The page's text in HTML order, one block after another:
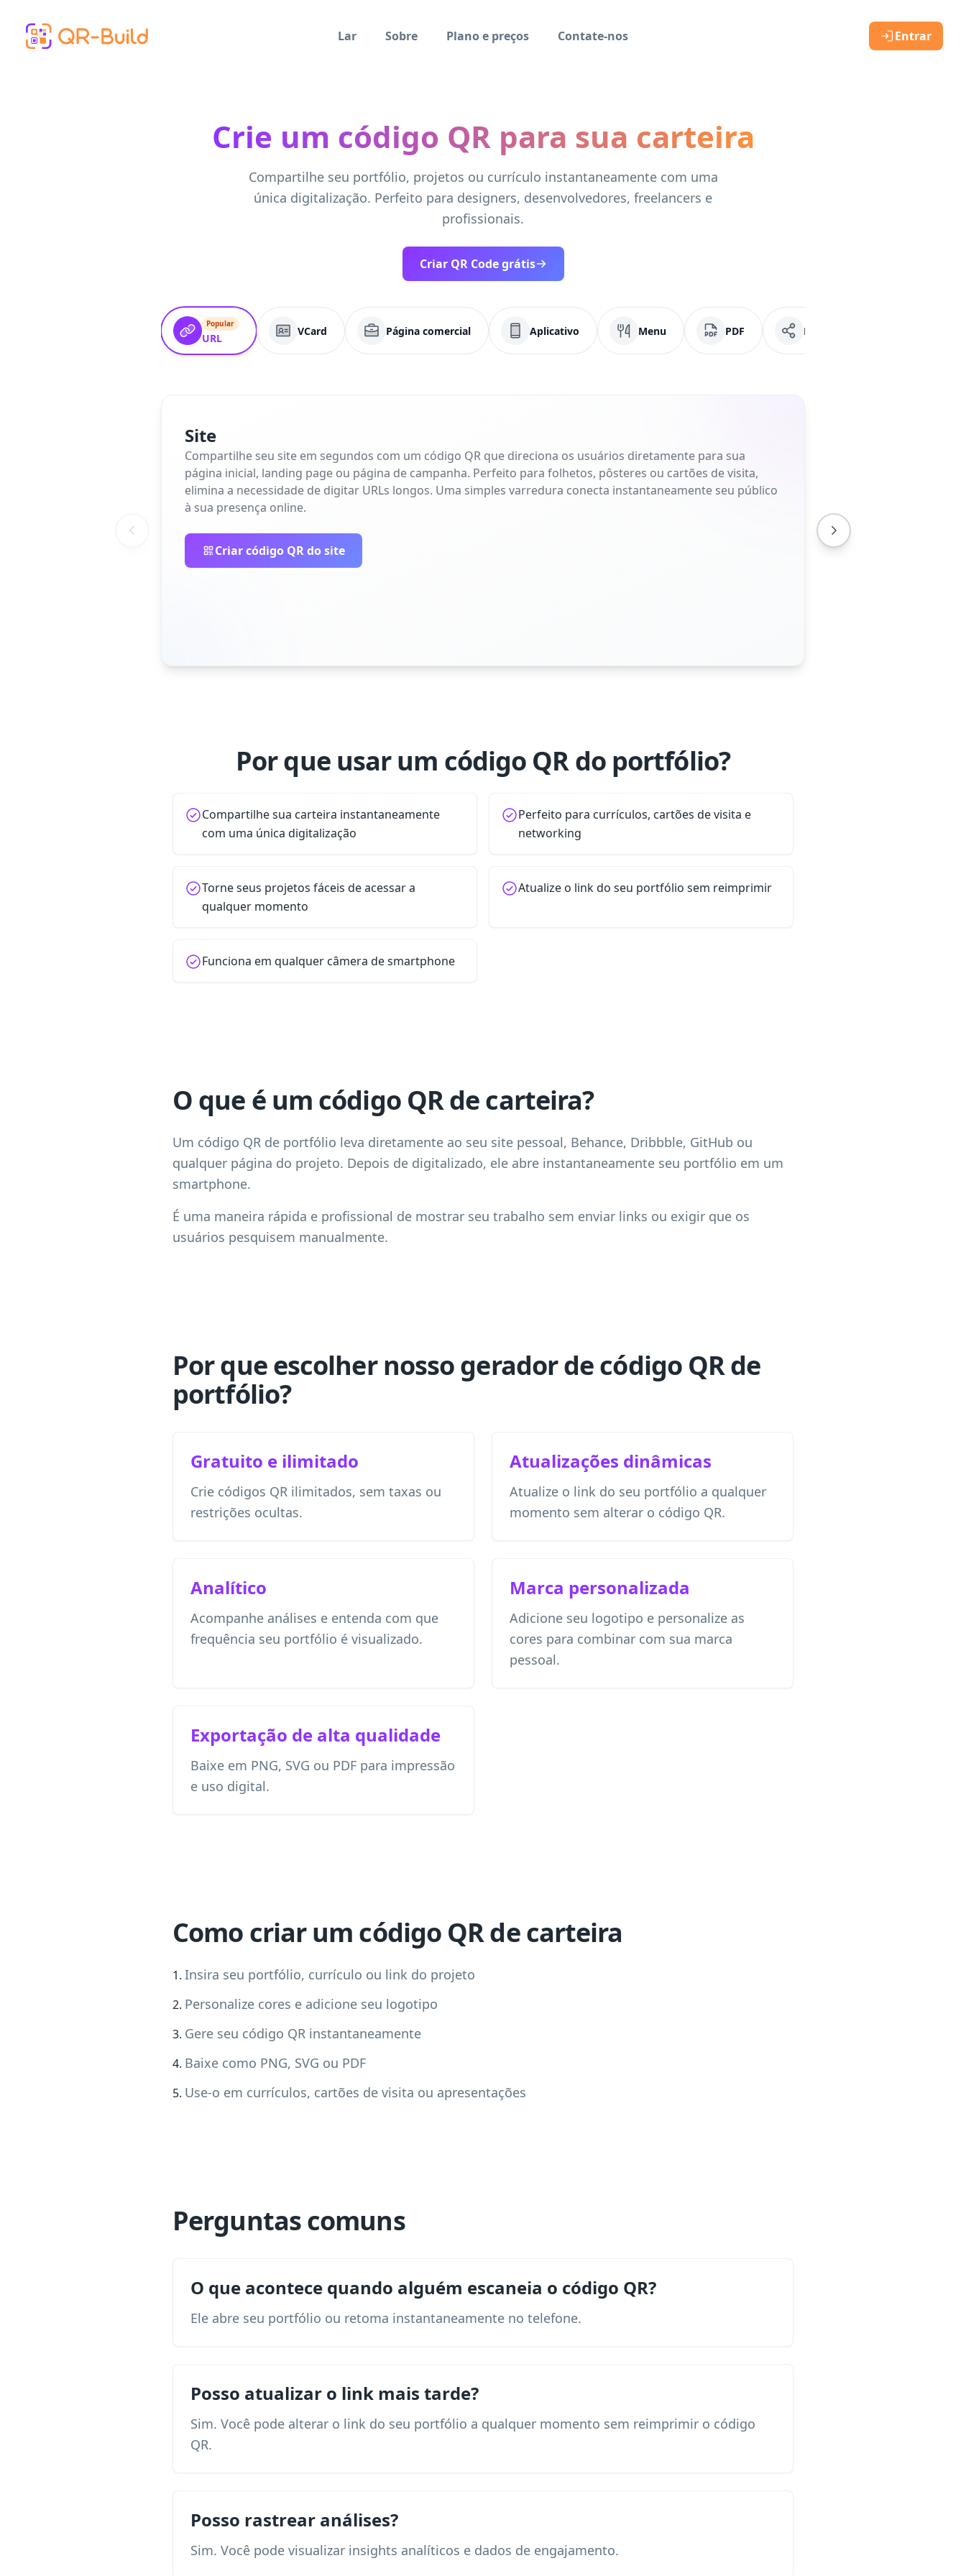
Lar
Sobre Plano e preços Contate-nos Entrar
Crie um código QR para sua carteira
Compartilhe seu portfólio, projetos ou currículo instantaneamente com uma
única digitalização. Perfeito para designers, desenvolvedores, freelancers e
profissionais.
Criar QR Code grátis
Popular
URL
VCard Página comercial Aplicativo Menu PDF Mídias Sociais
Site
Compartilhe seu site em segundos com um código QR que direciona os usuários diretamente para sua
página inicial, landing page ou página de campanha. Perfeito para folhetos, pôsteres ou cartões de visita,
elimina a necessidade de digitar URLs longos. Uma simples varredura conecta instantaneamente seu público
à sua presença online.
Criar código QR do site
Por que usar um código QR do portfólio?
Compartilhe sua carteira instantaneamente
com uma única digitalização
Perfeito para currículos, cartões de visita e
networking
Torne seus projetos fáceis de acessar a
qualquer momento
Atualize o link do seu portfólio sem reimprimir
Funciona em qualquer câmera de smartphone
O que é um código QR de carteira?
Um código QR de portfólio leva diretamente ao seu site pessoal, Behance, Dribbble, GitHub ou
qualquer página do projeto. Depois de digitalizado, ele abre instantaneamente seu portfólio em um
smartphone.
É uma maneira rápida e profissional de mostrar seu trabalho sem enviar links ou exigir que os
usuários pesquisem manualmente.
Por que escolher nosso gerador de código QR de
portfólio?
Gratuito e ilimitado
Crie códigos QR ilimitados, sem taxas ou
restrições ocultas.
Atualizações dinâmicas
Atualize o link do seu portfólio a qualquer
momento sem alterar o código QR.
Analítico
Acompanhe análises e entenda com que
frequência seu portfólio é visualizado.
Marca personalizada
Adicione seu logotipo e personalize as
cores para combinar com sua marca
pessoal.
Exportação de alta qualidade
Baixe em PNG, SVG ou PDF para impressão
e uso digital.
Como criar um código QR de carteira
Insira seu portfólio, currículo ou link do projeto
Personalize cores e adicione seu logotipo
Gere seu código QR instantaneamente
Baixe como PNG, SVG ou PDF
Use-o em currículos, cartões de visita ou apresentações
Perguntas comuns
O que acontece quando alguém escaneia o código QR?
Ele abre seu portfólio ou retoma instantaneamente no telefone.
Posso atualizar o link mais tarde?
Sim. Você pode alterar o link do seu portfólio a qualquer momento sem reimprimir o código
QR.
Posso rastrear análises?
Sim. Você pode visualizar insights analíticos e dados de engajamento.